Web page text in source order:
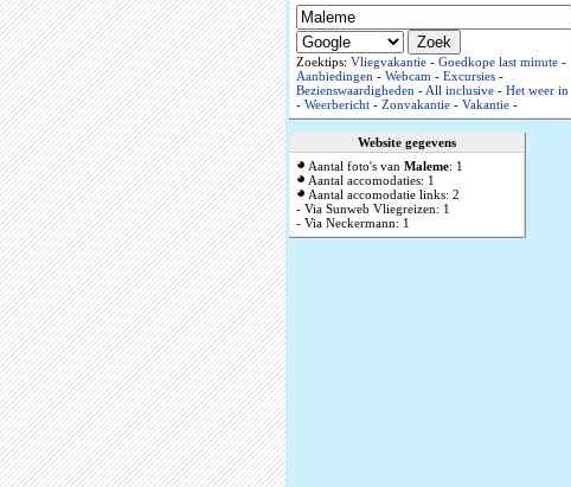
Zoektips: Vliegvakantie- Goedkope last minute-
Aanbiedingen- Webcam- Excursies-
Bezienswaardigheden-All inclusive- Het weer in
- Weerbericht- Zonvakantie- Vakantie-
Website gegevens
Aantal foto's van Maleme: 1
Aantal accomodaties: 1
Aantal accomodatie links: 2
- Via Sunweb Vliegreizen: 1
- Via Neckermann: 1